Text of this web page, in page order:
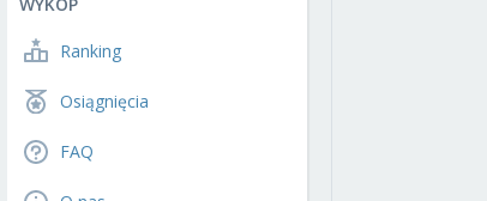
Ranking
Osiągnięcia
FAQ